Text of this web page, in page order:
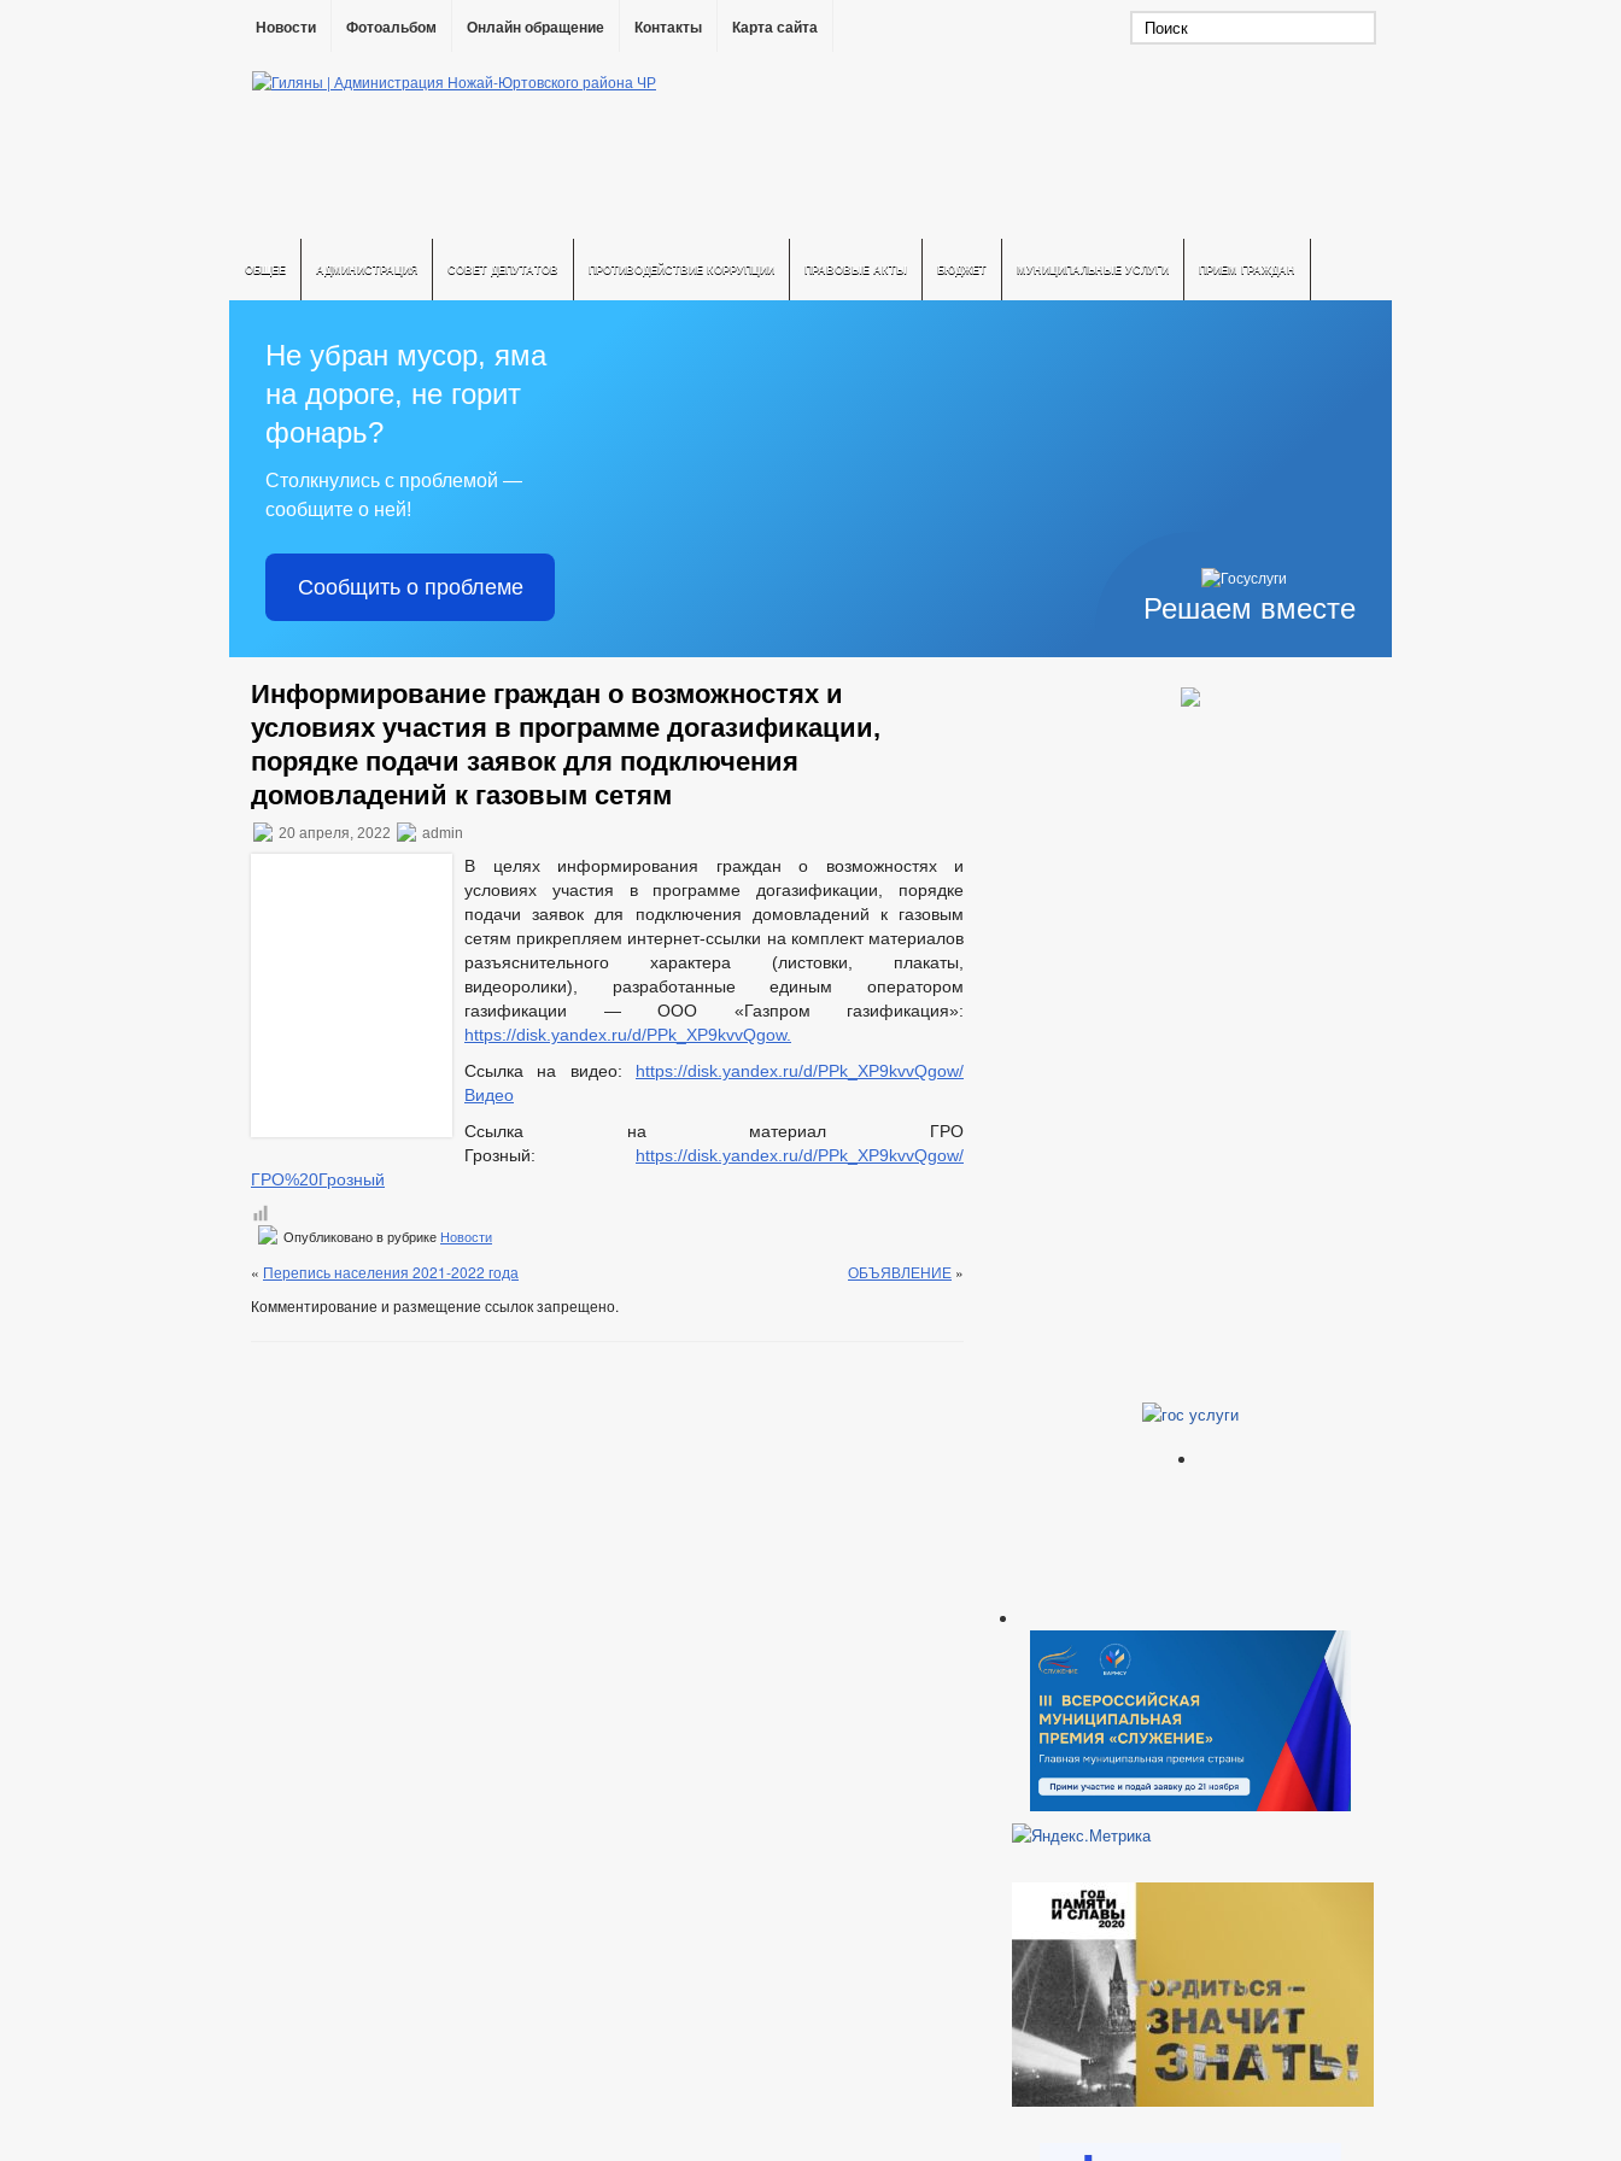
Новости Фотоальбом Онлайн обращение Контакты Карта сайта
ОБЩЕЕ АДМИНИСТРАЦИЯ СОВЕТ ДЕПУТАТОВ ПРОТИВОДЕЙСТВИЕ КОРРУПЦИИ ПРАВОВЫЕ АКТЫ БЮДЖЕТ МУНИЦИПАЛЬНЫЕ УСЛУГИ ПРИЕМ ГРАЖДАН
Решаем вместе
Не убран мусор, яма
на дороге, не горит
фонарь?
Столкнулись с проблемой —
сообщите о ней!
Сообщить о проблеме
Информирование граждан о возможностях и
условиях участия в программе догазификации,
порядке подачи заявок для подключения
домовладений к газовым сетям
20 апреля, 2022 admin
В целях информирования граждан о возможностях и
условиях участия в программе догазификации, порядке
подачи заявок для подключения домовладений к газовым
сетям прикрепляем интернет-ссылки на комплект материалов
разъяснительного характера (листовки, плакаты,
видеоролики), разработанные единым оператором
газификации — ООО «Газпром газификация»:
https://disk.yandex.ru/d/PPk_XP9kvvQgow.
Ссылка на видео: https://disk.yandex.ru/d/PPk_XP9kvvQgow/
Видео
Ссылка на материал ГРО
Грозный: https://disk.yandex.ru/d/PPk_XP9kvvQgow/
ГРО%20Грозный
Опубликовано в рубрике Новости
« Перепись населения 2021-2022 года ОБЪЯВЛЕНИЕ »
Комментирование и размещение ссылок запрещено.